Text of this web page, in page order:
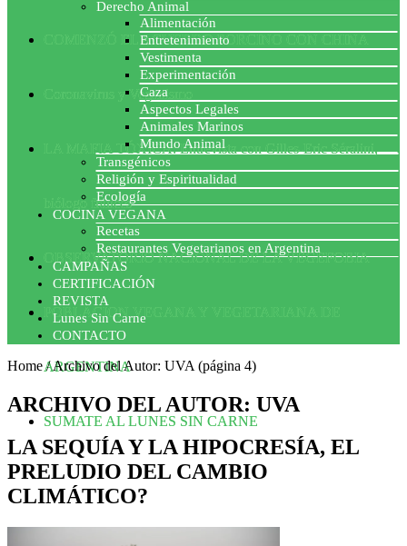
COMENZÓ EL ACUERDO PORCINO CON CHINA
Coronavirus y Veganismo
LA MAFIA TÓXICA: Entrevista con Gilles-Eric Séralini,
biólogo francés
OBSERVATORIO NACIONAL DE LA VEGEFOBIA
POBLACION VEGANA Y VEGETARIANA DE
ARGENTINA
SUMATE AL LUNES SIN CARNE
Derecho Animal
Alimentación
Entretenimiento
Vestimenta
Experimentación
Caza
Aspectos Legales
Animales Marinos
Mundo Animal
Transgénicos
Religión y Espiritualidad
Ecología
COCINA VEGANA
Recetas
Restaurantes Vegetarianos en Argentina
CAMPAÑAS
CERTIFICACIÓN
REVISTA
Lunes Sin Carne
CONTACTO
Home/Archivo del Autor: UVA (página 4)
ARCHIVO DEL AUTOR: UVA
LA SEQUÍA Y LA HIPOCRESÍA, EL
PRELUDIO DEL CAMBIO
CLIMÁTICO?